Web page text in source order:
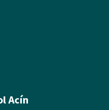
Acín